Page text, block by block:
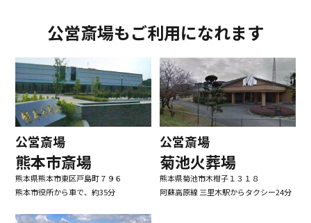
公営斎場もご利用になれます
公営斎場
熊本市斎場
熊本県熊本市東区戸島町７９６
熊本市役所から車で、約35分
公営斎場
菊池火葬場
熊本県菊池市木柑子１３１８
阿蘇高原線 三里木駅からタクシー24分